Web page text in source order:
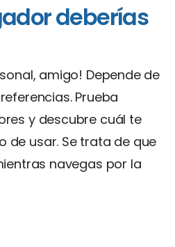
deberías
amigo! Depende de
Prueba
y descubre cuál te
de usar. Se trata de que
navegas por la